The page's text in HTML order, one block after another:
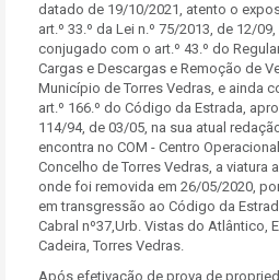
datado de 19/10/2021, atento o
art.º 33.º da Lei n.º 75/2013, de 12/
conjugado com o art.º 43.º do
Cargas e Descargas e Remoção de
Município de Torres Vedras, e ainda
art.º 166.º do Código da Estrada,
114/94, de 03/05, na sua atual
encontra no COM - Centro
Concelho de Torres Vedras, a viatura
onde foi removida em 26/05/2020,
em transgressão ao Código da
Cabral nº37,Urb. Vistas do Atlântico,
Cadeira, Torres Vedras.
Após efetivação de prova de